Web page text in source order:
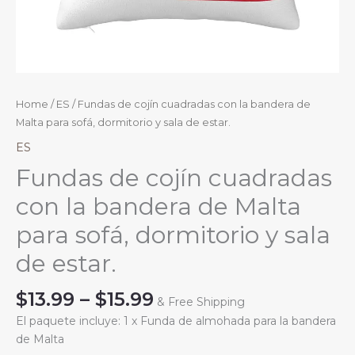
Home / ES / Fundas de cojín cuadradas con la bandera de
Malta para sofá, dormitorio y sala de estar.
ES
Fundas de cojín cuadradas
con la bandera de Malta
para sofá, dormitorio y sala
de estar.
$13.99 – $15.99 Price
range:
& Free Shipping
El paquete incluye: 1 x Funda de almohada para la bandera
de Malta